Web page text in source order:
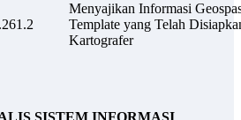
Menyajikan Informasi
Template yang Telah
Kartografer
SISTEM INFORMASI